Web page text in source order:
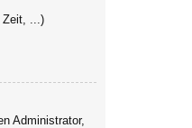
Zeit, ...)
Administrator,